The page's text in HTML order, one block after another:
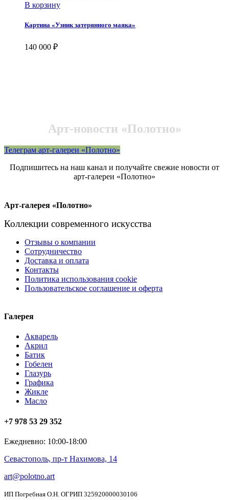
В корзину
Картина «Узник затерянного маяка»
140 000 ₽
Арт-новости «Полотно»
Телеграм арт-галереи «Полотно»
Подпишитесь на наш канал и получайте свежие новости от
арт-галереи «Полотно»
Арт-галерея «Полотно»
Коллекции современного искусства
Отзывы о компании
Сотрудничество
Доставка и оплата
Контакты
Политика использования cookie
Пользовательское соглашение и оферта
Галерея
Акварель
Акрил
Батик
Гобелен
Глазурь
Графика
Жикле
Масло
+7 978 53 29 352
Ежедневно: 10:00-18:00
Севастополь, пр-т Нахимова, 14
art@polotno.art
ИП Погребная О.Н. ОГРИП 325920000030106